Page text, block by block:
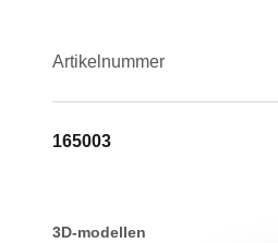
Artikelnummer
165003
3D-modellen